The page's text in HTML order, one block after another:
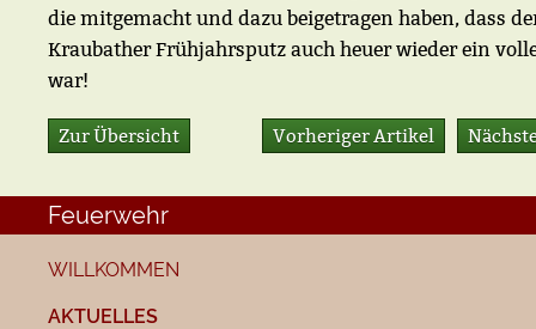
die mitgemacht und dazu beigetragen haben, dass
Kraubather Frühjahrsputz auch heuer wieder ein
war!
Vorheriger Artikel
Zur Übersicht
Feuerwehr
WILLKOMMEN
AKTUELLES